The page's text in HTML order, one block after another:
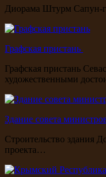
Диорама Штурм Сапун-
Графская пристань
Графская пристань
художественными
Здание совета
Строительство здания
проекта…